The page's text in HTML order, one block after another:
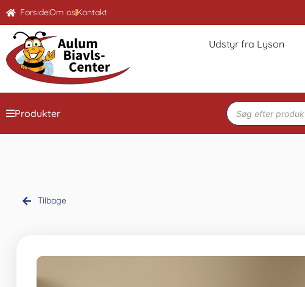
ForsideOm osKontakt
Udstyr fra Lyson
Produkter
Tilbage